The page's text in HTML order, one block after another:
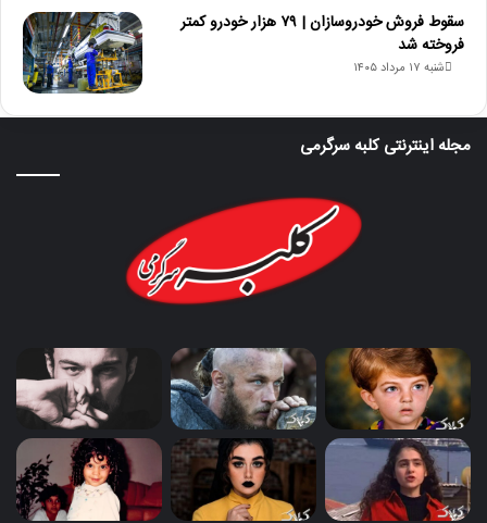
سقوط فروش خودروسازان | ۷۹ هزار خودرو کمتر
فروخته شد
شنبه ۱۷ مرداد ۱۴۰۵
مجله اینترنتی کلبه سرگرمی